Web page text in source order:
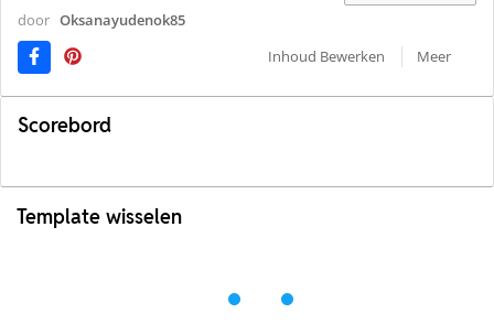
door Oksanayudenok85
Inhoud Bewerken
Meer
Scorebord
Template wisselen